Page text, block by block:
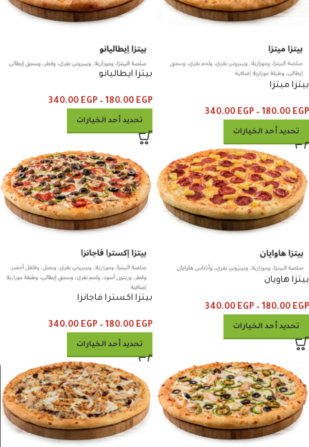
بيتزا ميتزا
180.00 EGP
–
340.00 EGP
تحديد أحد الخيارات
بيتزا ايطاليانو
180.00 EGP
–
340.00 EGP
تحديد أحد الخيارات
بيتزا هاويان
180.00 EGP
–
340.00 EGP
تحديد أحد الخيارات
بيتزا اكسترا فاجانزا
180.00 EGP
–
340.00 EGP
تحديد أحد الخيارات